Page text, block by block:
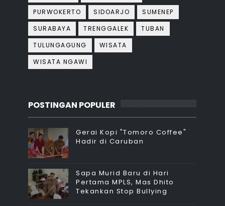
PURWOKERTO
SIDOARJO
SUMENEP
SURABAYA
TRENGGALEK
TUBAN
TULUNGAGUNG
WISATA
WISATA NGAWI
POSTINGAN POPULER
Gerai Kopi "Tomoro Coffee"
Hadir di Caruban
Sapa Murid Baru di Hari
Pertama MPLS, Mas Dhito
Tekankan Stop Bullying